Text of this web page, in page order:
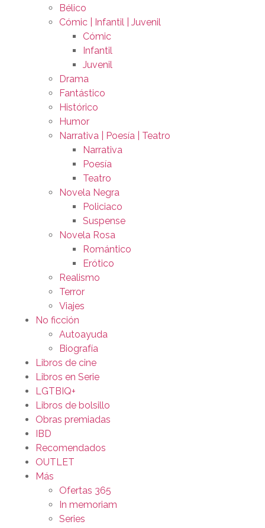
Bélico
Cómic | Infantil | Juvenil
Cómic
Infantil
Juvenil
Drama
Fantástico
Histórico
Humor
Narrativa | Poesía | Teatro
Narrativa
Poesía
Teatro
Novela Negra
Policiaco
Suspense
Novela Rosa
Romántico
Erótico
Realismo
Terror
Viajes
No ficción
Autoayuda
Biografía
Libros de cine
Libros en Serie
LGTBIQ+
Libros de bolsillo
Obras premiadas
IBD
Recomendados
OUTLET
Más
Ofertas 365
In memoriam
Series